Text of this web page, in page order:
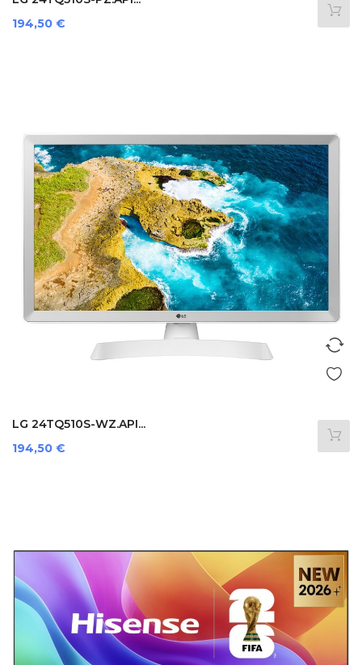
Preis
194,50 €
LG 24TQ510S-WZ.API...
Preis
194,50 €